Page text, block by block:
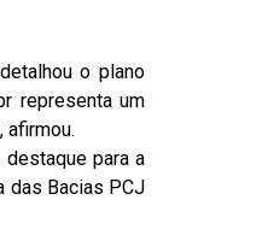
o plano
representa um
afirmou.
para a
das Bacias PCJ